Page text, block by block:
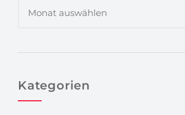
Kategorien